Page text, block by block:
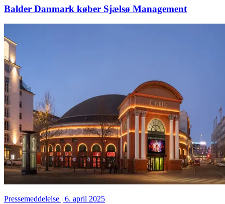
Balder Danmark køber Sjælsø Management
Pressemeddelelse | 6. april 2025